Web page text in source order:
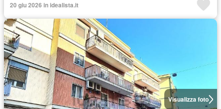
20 giu 2026 in idealista.it
Visualizza foto